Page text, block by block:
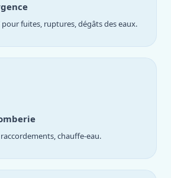
fuites, ruptures, dégâts des eaux.
chauffe-eau.